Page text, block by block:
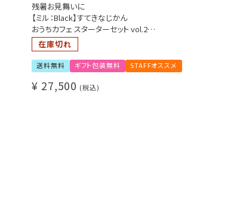
残暑お見舞いに
【ミル：Black】すてきなじかん
おうちカフェ スターターセット vol.2
選べる！ORIGAMI磁器ドリッパー 6種
選べる！専用ホルダー 3種
コーヒー抽出器具6点セット（ポット / 手挽きミ
ル / サーバー / フィルター）
1～2杯用 / コーヒー豆 50g付き
在庫切れ
送料無料 ギフト包装無料 STAFFオススメ
¥ 27,500 税込